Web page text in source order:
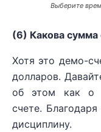
Выберите
(6) Какова сумма
Хотя это демо-
долларов.
об этом как о
счете.
дисциплину.